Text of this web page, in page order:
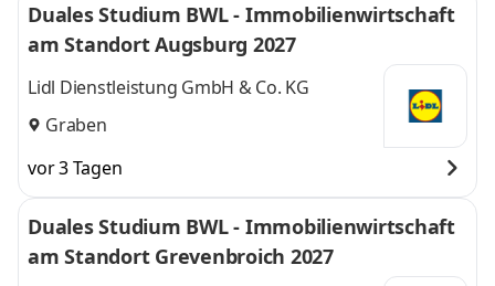
Duales Studium BWL - Immobilienwirtschaft
am Standort Augsburg 2027
Lidl Dienstleistung GmbH & Co. KG
Graben
vor 3 Tagen
Duales Studium BWL - Immobilienwirtschaft
am Standort Grevenbroich 2027